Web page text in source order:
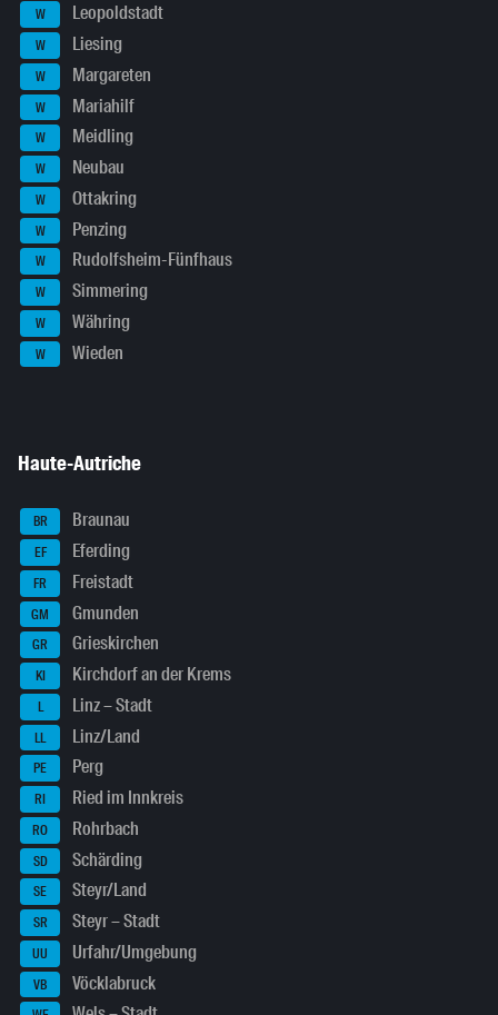
W Leopoldstadt
W Liesing
W Margareten
W Mariahilf
W Meidling
W Neubau
W Ottakring
W Penzing
W Rudolfsheim-Fünfhaus
W Simmering
W Währing
W Wieden
Haute-Autriche
BR Braunau
EF Eferding
FR Freistadt
GM Gmunden
GR Grieskirchen
KI Kirchdorf an der Krems
L Linz – Stadt
LL Linz/Land
PE Perg
RI Ried im Innkreis
RO Rohrbach
SD Schärding
SE Steyr/Land
SR Steyr – Stadt
UU Urfahr/Umgebung
VB Vöcklabruck